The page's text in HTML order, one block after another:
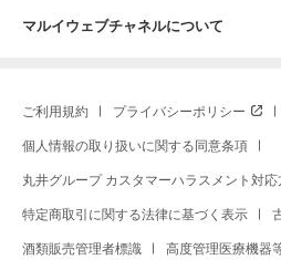
マルイウェブチャネルについて
ご利用規約 プライバシーポリシー
個人情報の取り扱いに関する同意条項
丸井グループ カスタマーハラスメント対応
特定商取引に関する法律に基づく表示
酒類販売管理者標識 高度管理医療機器